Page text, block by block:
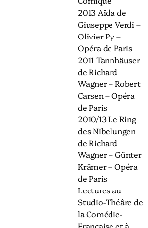
2013 Aïda de
Giuseppe Verdi –
Olivier Py –
Opéra de Paris
2011 Tannhäuser
de Richard
Wagner – Robert
Carsen – Opéra
de Paris
2010/13 Le Ring
des Nibelungen
de Richard
Wagner – Günter
Krämer – Opéra
de Paris
Lectures au
Studio-Théâre de
la Comédie-
Française et à